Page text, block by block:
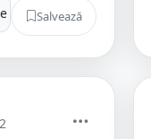
Salvează